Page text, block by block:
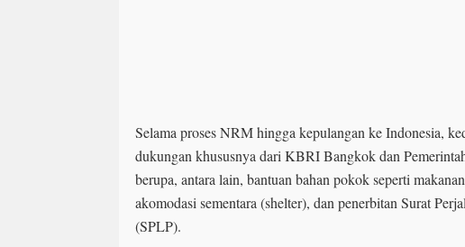
Selama proses NRM hingga kepulangan ke Indonesia,
dukungan khususnya dari KBRI Bangkok dan
berupa, antara lain, bantuan bahan pokok seperti
akomodasi sementara (shelter), dan penerbitan Surat
(SPLP).